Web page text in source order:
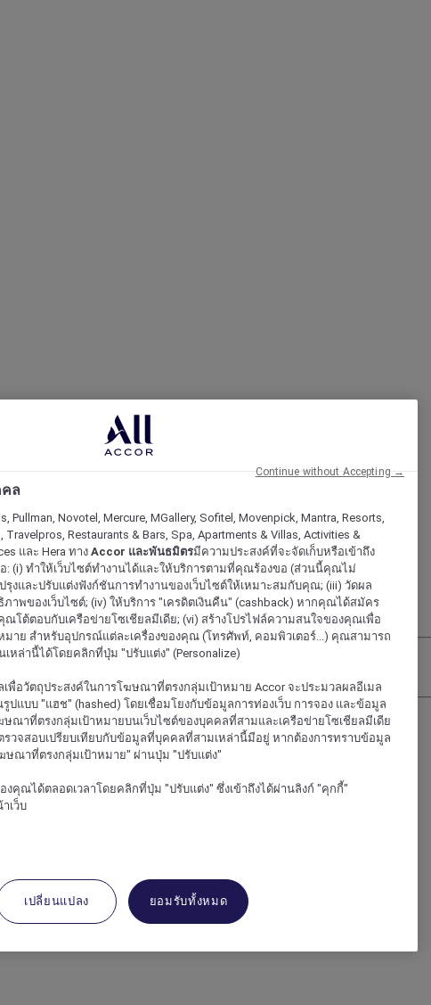
ล
Pullman, Novotel, Mercure, MGallery, Sofitel, Movenpick, Mantra, Resorts,
Travelpros, Restaurants & Bars, Spa, Apartments & Villas, Activities &
และ Hera ทาง Accor และพันธมิตรมีความประสงค์ที่จะจัดเก็บหรือเข้าถึง
(i) ทำให้เว็บไซต์ทำงานได้และให้บริการตามที่คุณร้องขอ (ส่วนนี้คุณไม่
รุงและปรับแต่งฟังก์ชันการทำงานของเว็บไซต์ให้เหมาะสมกับคุณ; (iii) วัดผล
าพของเว็บไซต์; (iv) ให้บริการ "เครดิตเงินคืน" (cashback) หากคุณได้สมัคร
ณโต้ตอบกับเครือข่ายโซเชียลมีเดีย; (vi) สร้างโปรไฟล์ความสนใจของคุณเพื่อ
มาย สำหรับอุปกรณ์แต่ละเครื่องของคุณ (โทรศัพท์, คอมพิวเตอร์...) คุณสามารถ
เหล่านี้ได้โดยคลิกที่ปุ่ม "ปรับแต่ง" (Personalize)
อวัตถุประสงค์ในการโฆษณาที่ตรงกลุ่มเป้าหมาย Accor จะประมวลผลอีเมล
แบบ "แฮช" (hashed) โดยเชื่อมโยงกับข้อมูลการท่องเว็บ การจอง และข้อมูล
ณาที่ตรงกลุ่มเป้าหมายบนเว็บไซต์ของบุคคลที่สามและเครือข่ายโซเชียลมีเดีย
วจสอบเปรียบเทียบกับข้อมูลที่บุคคลที่สามเหล่านี้มีอยู่ หากต้องการทราบข้อมูล
ษณาที่ตรงกลุ่มเป้าหมาย" ผ่านปุ่ม "ปรับแต่ง"
คุณได้ตลอดเวลาโดยคลิกที่ปุ่ม "ปรับแต่ง" ซึ่งเข้าถึงได้ผ่านลิงก์ "คุกกี้"
เว็บ
เปลี่ยนแปลง ยอมรับทั้งหมด
Continue without Accepting →